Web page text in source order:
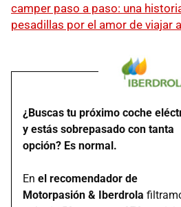
camper paso a paso: una
pesadillas por el amor de viajar
¿Buscas tu próximo coche
y estás sobrepasado con tanta
opción? Es normal.
En el recomendador de
Motorpasión & Iberdrola